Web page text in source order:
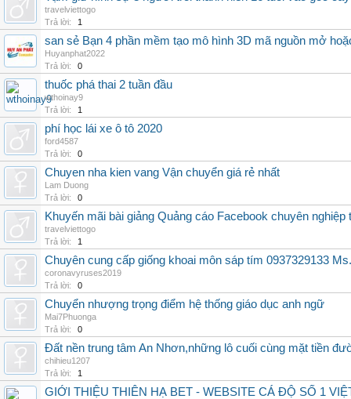
travelviettogo
Trả lời:
1
san sẻ Bạn 4 phần mềm tạo mô hình 3D mã nguồn mở
Huyanphat2022
Trả lời:
0
thuốc phá thai 2 tuần đầu
wthoinay9
Trả lời:
1
phí học lái xe ô tô 2020
ford4587
Trả lời:
0
Chuyen nha kien vang Vận chuyển giá rẻ nhất
Lam Duong
Trả lời:
0
Khuyến mãi bài giảng Quảng cáo Facebook chuyên
travelviettogo
Trả lời:
1
Chuyên cung cấp giống khoai môn sáp tím 0937329133
coronavyruses2019
Trả lời:
0
Chuyển nhượng trọng điểm hệ thống giáo dục anh ngữ
Mai7Phuonga
Trả lời:
0
Đất nền trung tâm An Nhơn,những lô cuối cùng mặt tiền
chihieu1207
Trả lời:
1
GIỚI THIỆU THIÊN HẠ BET - WEBSITE CÁ ĐỘ SỐ 1